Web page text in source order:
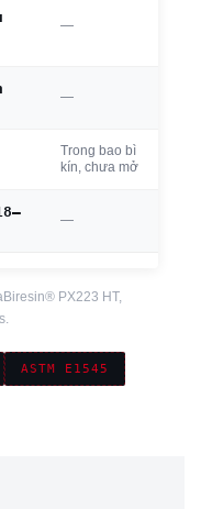
—
—
Trong bao bì
kín, chưa mở
—
PX223 HT,
ASTM E1545